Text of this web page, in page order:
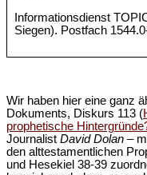
Informationsdienst
Siegen). Postfach
Wir haben hier eine ganz
Dokuments, Diskurs 113 (
prophetische
Journalist David Dolan –
den alttestamentlichen
und Hesekiel 38-39